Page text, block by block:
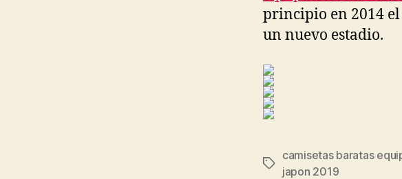
principio en 2014
un nuevo estadio.
Etiquetas
camisetas baratas
japon 2019